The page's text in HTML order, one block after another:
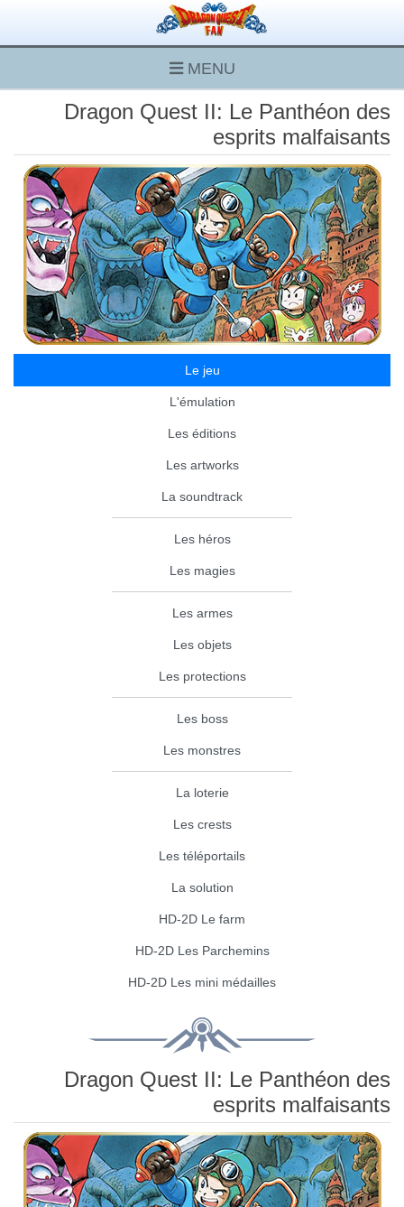
MENU
Dragon Quest II: Le Panthéon des
esprits malfaisants
Le jeu
L'émulation
Les éditions
Les artworks
La soundtrack
Les héros
Les magies
Les armes
Les objets
Les protections
Les boss
Les monstres
La loterie
Les crests
Les téléportails
La solution
HD-2D Le farm
HD-2D Les Parchemins
HD-2D Les mini médailles
Dragon Quest II: Le Panthéon des
esprits malfaisants